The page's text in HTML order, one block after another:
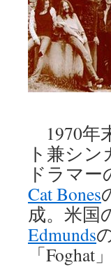
へ
ス
キ
ッ
1970年
ト兼シン
ドラマー
Cat Bones
成。米国
Edmunds
「Foghat